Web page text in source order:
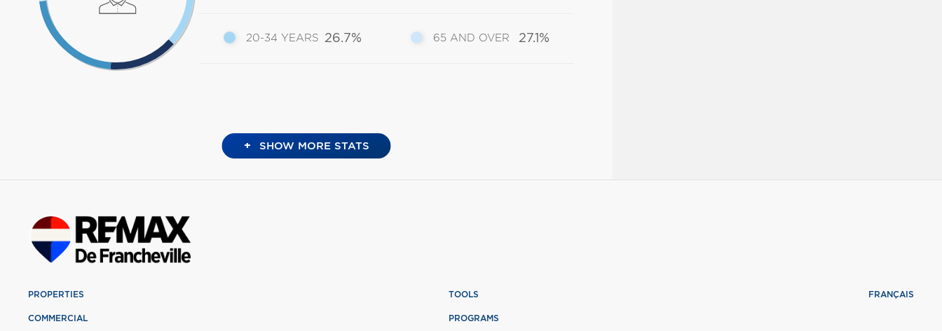
20-34 YEARS 26.7% 65 AND OVER 27.1%
+ SHOW MORE STATS
PROPERTIES
COMMERCIAL
TOOLS
PROGRAMS
FRANÇAIS